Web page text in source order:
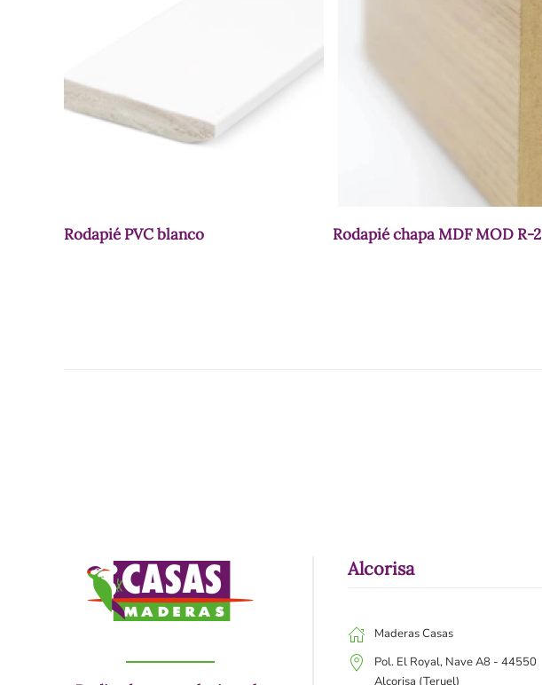
Rodapié PVC blanco Rodapié chapa MDF MOD R-2
Alcorisa
Maderas Casas
Pol. El Royal, Nave A8 - 44550
Alcorisa (Teruel)